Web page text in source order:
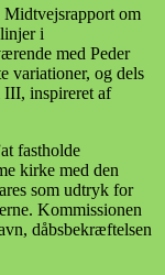
Midtvejsrapport om
i
med Peder
variationer, og dels
III, inspireret af
fastholde
kirke med den
som udtryk for
Kommissionen
dåbsbekræftelsen